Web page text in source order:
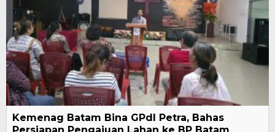
Kemenag Batam Bina GPdI Petra, Bahas